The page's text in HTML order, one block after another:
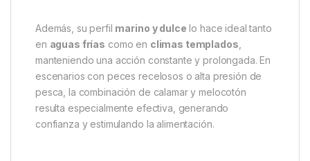
Además, su perfil marino y dulce lo hace ideal tanto
en aguas frías como en climas templados
manteniendo una acción constante y prolongada. En
escenarios con peces recelosos o alta presión de
pesca, la combinación de calamar y melocotón
resulta especialmente efectiva, generando
confianza y estimulando la alimentación.